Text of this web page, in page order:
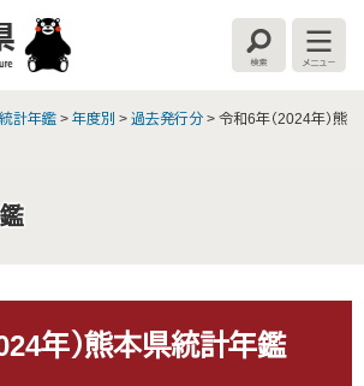
検
索
メ
ニ
ー
計年鑑 > 年度別 > 過去発行分 > 令和6年（2024年）熊
年）熊本県統計年鑑